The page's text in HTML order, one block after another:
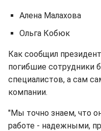
Алена Малахова
Ольга Кобюк
Как сообщил
погибшие сотрудники
специалистов, а сам
компании.
"Мы точно знаем, что
работе - надежными,